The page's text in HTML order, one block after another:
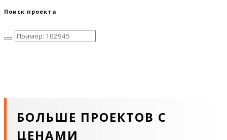
Поиск проекта
БОЛЬШЕ ПРОЕКТОВ С
ЦЕНАМИ